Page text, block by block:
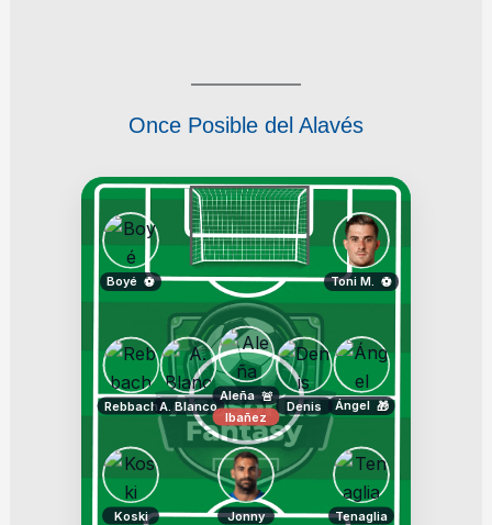
Once Posible del Alavés
Koski Jonny Tenaglia
RebbachA. Blanco
Aleña 🚨
Ibañez
Denis Ángel 🎁
Boyé ⚽ Toni M. ⚽